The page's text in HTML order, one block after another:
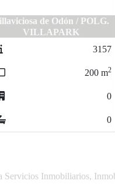
de Odón / POLG.
VILLAPARK
3157
200m2
de Odón / POLG.
VILLAPARK
3157
200 m2
0
0
Servicios Inmobiliarios,